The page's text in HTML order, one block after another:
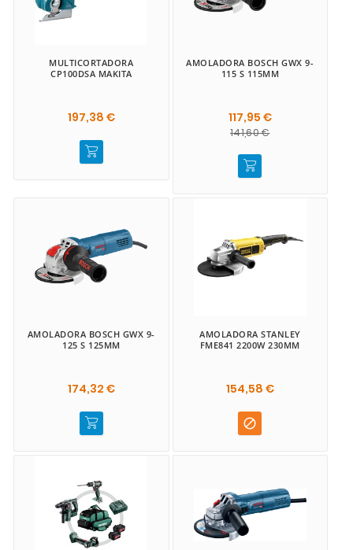
MULTICORTADORA
CP100DSA MAKITA
197,38 €
AMOLADORA BOSCH GWX 9-
115 S 115MM
117,95 €
141,60 €
AMOLADORA BOSCH GWX 9-
125 S 125MM
174,32 €
AMOLADORA STANLEY
FME841 2200W 230MM
154,58 €
